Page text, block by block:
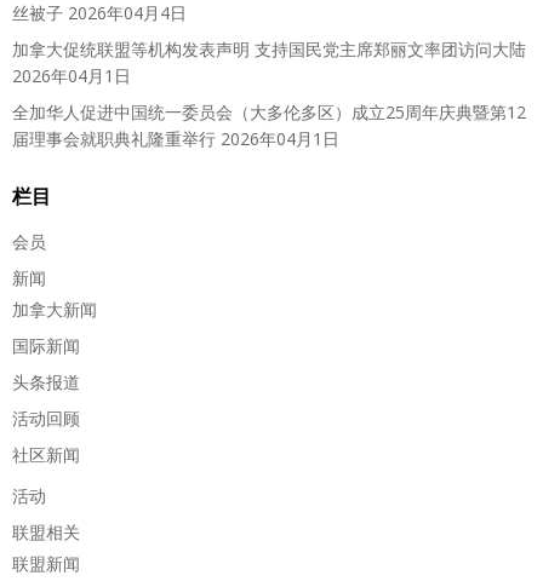
丝被子 2026年04月4日
加拿大促统联盟等机构发表声明 支持国民党主席郑丽文率团访问大陆
2026年04月1日
全加华人促进中国统一委员会（大多伦多区）成立25周年庆典暨第12
届理事会就职典礼隆重举行 2026年04月1日
栏目
会员
新闻
加拿大新闻
国际新闻
头条报道
活动回顾
社区新闻
活动
联盟相关
联盟新闻